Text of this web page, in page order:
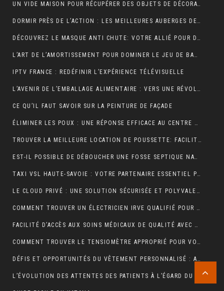
UN VIDE MAISON POUR RÉCUPÉRER DES OBJETS DE DÉCORATION
DORMIR PRÈS DE L’ACTION : LES MEILLEURES AUBERGES DE JEUNESSE À PROXIMITÉ DU PUY DU FOU
DÉCOUVREZ LE MASQUE ANTI CHUTE: VOTRE ALLIÉ POUR DES CHEVEUX FORTS ET SAINS
L’ART DE L’AMORTISSEMENT POUR DOMINER LE JEU DE BADMINTON
IPTV FRANCE : REDÉFINIR L’EXPÉRIENCE TÉLÉVISUELLE
L’AVENIR DE L’EMBALLAGE ALIMENTAIRE : VERS UNE RÉVOLUTION DURABLE ?
CE QU’IL FAUT SAVOIR SUR LA PEINTURE DE FAÇADE
ÉLIMINER LES POUX : UNE RÉPONSE EFFICACE AU CENTRE DE TRAITEMENT DES POUX À LYON
TROUVER LA MEILLEURE LOCATION DE POUSSETTE: FACILITEZ VOS DÉPLACEMENTS AVEC BÉBÉ
EST-IL POSSIBLE DE DÉBOUCHER UNE FOSSE SEPTIQUE NATURELLEMENT ?
TAXI VSL HAUTE-SAVOIE : VOTRE PARTENAIRE ESSENTIEL POUR DES DÉPLACEMENTS MÉDICAUX SÛRS ET CONFORTABLES
LE CLOUD PRIVÉ : UNE SOLUTION SÉCURISÉE ET POLYVALENTE POUR LE STOCKAGE ET L’ACCÈS AUX DONNÉES
COMMENT TROUVER UN ÉLECTRICIEN IRVE QUALIFIÉ POUR VOTRE PROJET DE MOBILITÉ ÉLECTRIQUE ?
FACILITÉ D’ACCÈS AUX SOINS MÉDICAUX DE QUALITÉ AVEC LES TAXIS VSL DE CLERMONT-FERRAND
COMMENT TROUVER LE TENSIOMÈTRE APPROPRIÉ POUR VOUS?
DÉFIS ET OPPORTUNITÉS DU VÊTEMENT PERSONNALISÉ : ANALYSE DU SECTEUR